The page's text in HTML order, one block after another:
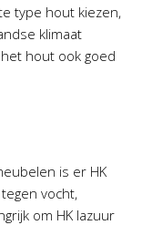
type hout kiezen,
klimaat
hout ook goed
is er HK
vocht,
om HK lazuur